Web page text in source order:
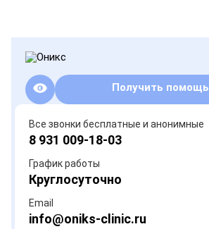
Получить помощь
Все звонки бесплатные и анонимные
8 931 009-18-03
График работы
Круглосуточно
Email
info@oniks-clinic.ru